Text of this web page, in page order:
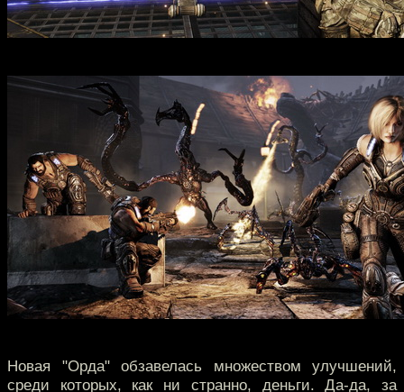
Новая "Орда" обзавелась множеством улучшений,
среди которых, как ни странно, деньги. Да-да, за